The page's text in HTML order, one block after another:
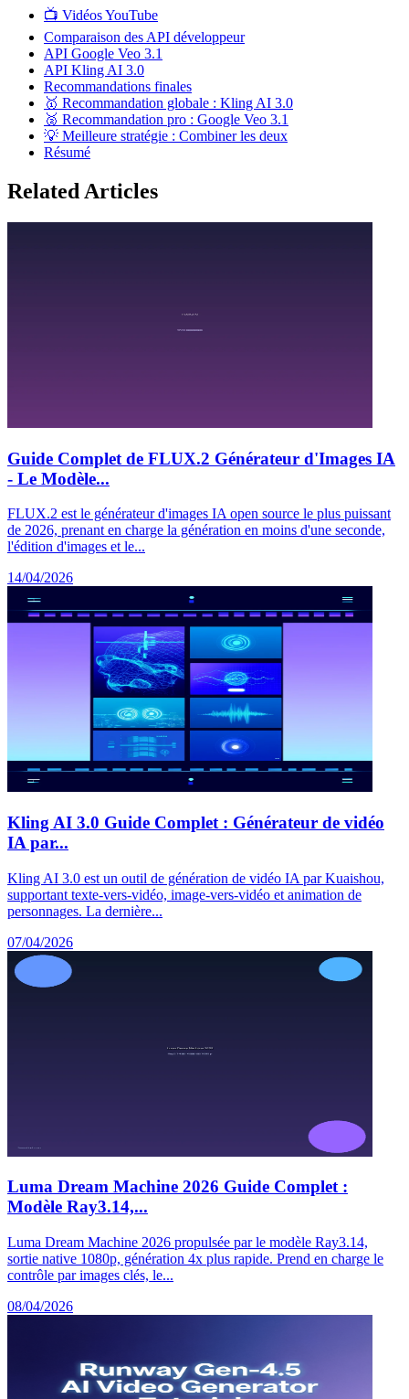
📺 Vidéos YouTube
Comparaison des API développeur
API Google Veo 3.1
API Kling AI 3.0
Recommandations finales
🥇 Recommandation globale : Kling AI 3.0
🥈 Recommandation pro : Google Veo 3.1
💡 Meilleure stratégie : Combiner les deux
Résumé
Related Articles
Guide Complet de FLUX.2 Générateur d'Images IA
- Le Modèle...
FLUX.2 est le générateur d'images IA open source le plus puissant
de 2026, prenant en charge la génération en moins d'une seconde,
l'édition d'images et le...
14/04/2026
Kling AI 3.0 Guide Complet : Générateur de vidéo
IA par...
Kling AI 3.0 est un outil de génération de vidéo IA par Kuaishou,
supportant texte-vers-vidéo, image-vers-vidéo et animation de
personnages. La dernière...
07/04/2026
Luma Dream Machine 2026 Guide Complet :
Modèle Ray3.14,...
Luma Dream Machine 2026 propulsée par le modèle Ray3.14,
sortie native 1080p, génération 4x plus rapide. Prend en charge le
contrôle par images clés, le...
08/04/2026